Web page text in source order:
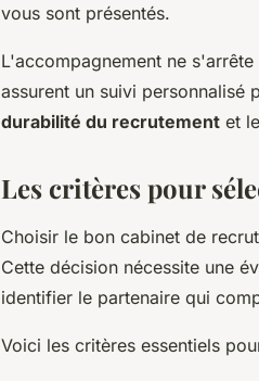
vous sont présentés.
L'accompagnement ne
assurent un suivi personnalisé
durabilité du recrutement et
Les critères pour
Choisir le bon cabinet de
Cette décision nécessite une
identifier le partenaire qui
Voici les critères essentiels